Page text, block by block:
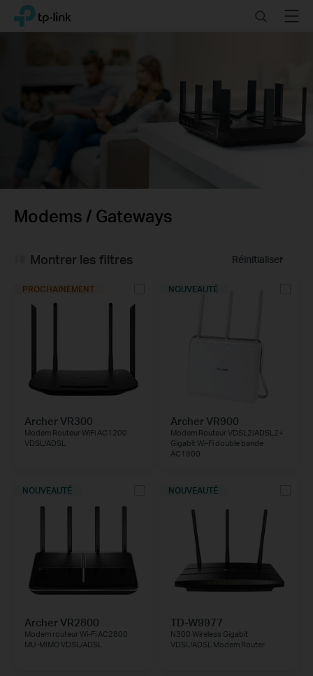
ClickTP-Link, Reliably Smart SearchMenu
Modems / Gateways
Réinitialiser
Montrer les filtres
PROCHAINEMENT
Archer VR300
Modem Routeur WiFi AC1200
VDSL/ADSL
NOUVEAUTÉ
Archer VR900
Modem Routeur VDSL2/ADSL2+
Gigabit Wi-Fi double bande
AC1900
NOUVEAUTÉ
Archer VR2800
Modem routeur Wi-Fi AC2800
MU-MIMO VDSL/ADSL
NOUVEAUTÉ
TD-W9977
N300 Wireless Gigabit
VDSL/ADSL Modem Router